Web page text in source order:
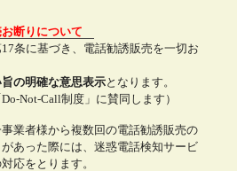
断りについて
条に基づき、電話勧誘販売を一切お
の明確な意思表示となります。
Not-Call制度」に賛同します）
業者様から複数回の電話勧誘販売の
あった際には、迷惑電話検知サービ
応をとります。